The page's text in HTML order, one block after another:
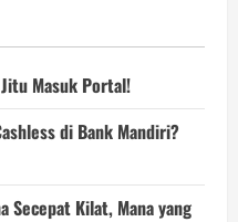
Masuk Portal!
di Bank Mandiri?
Secepat Kilat, Mana yang